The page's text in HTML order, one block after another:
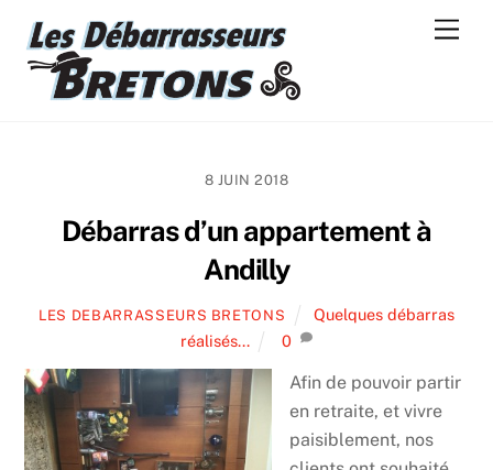
content
8 JUIN 2018
Débarras d’un appartement à
Andilly
LES DEBARRASSEURS BRETONS
Quelques débarras
réalisés...
0
Afin de pouvoir partir
en retraite, et vivre
paisiblement, nos